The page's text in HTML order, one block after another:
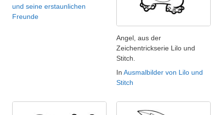
und seine erstaunlichen
Freunde
Angel, aus der
Zeichentrickserie Lilo und
Stitch.
In Ausmalbilder von Lilo und
Stitch